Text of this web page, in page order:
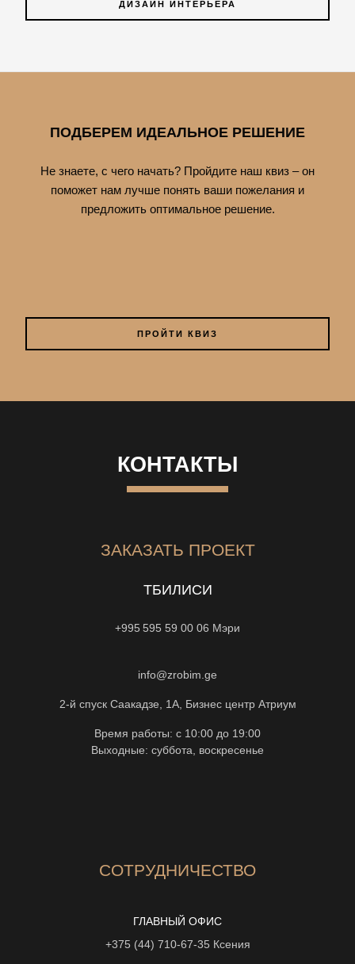
ДИЗАЙН ИНТЕРЬЕРА
ПОДБЕРЕМ ИДЕАЛЬНОЕ РЕШЕНИЕ
Не знаете, с чего начать? Пройдите наш квиз – он
поможет нам лучше понять ваши пожелания и
предложить оптимальное решение.
ПРОЙТИ КВИЗ
КОНТАКТЫ
ЗАКАЗАТЬ ПРОЕКТ
ТБИЛИСИ
+995 595 59 00 06 Мэри
info@zrobim.ge
2-й спуск Саакадзе, 1А, Бизнес центр Атриум
Время работы: с 10:00 до 19:00
Выходные: суббота, воскресенье
СОТРУДНИЧЕСТВО
ГЛАВНЫЙ ОФИС
+375 (44) 710-67-35 Ксения